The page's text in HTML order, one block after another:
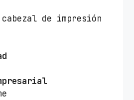
cabezal de impresión